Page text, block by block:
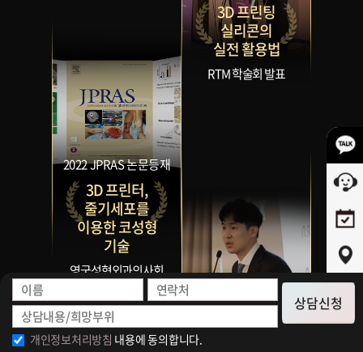
2022 JPRAS 논문등재
3D 프린터,
줄기세포를
이용한 코성형
기술
영국성형외과의사회
3D 프린팅
실리콘의
실전 활용법
RTM 학술회 발표
2025 SRF 코성형연구
회
3D 프린팅
개인정보처리방침 내용에 동의합니다.
상담신청